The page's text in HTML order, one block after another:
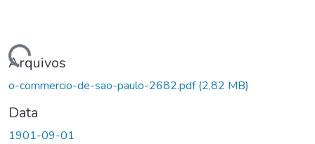
Carregando...
Arquivos
o-commercio-de-sao-paulo-2682.pdf(2,82 MB)
Data
1901-09-01